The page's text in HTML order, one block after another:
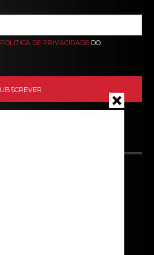
POLÍTICA DE PRIVACIDADE DO